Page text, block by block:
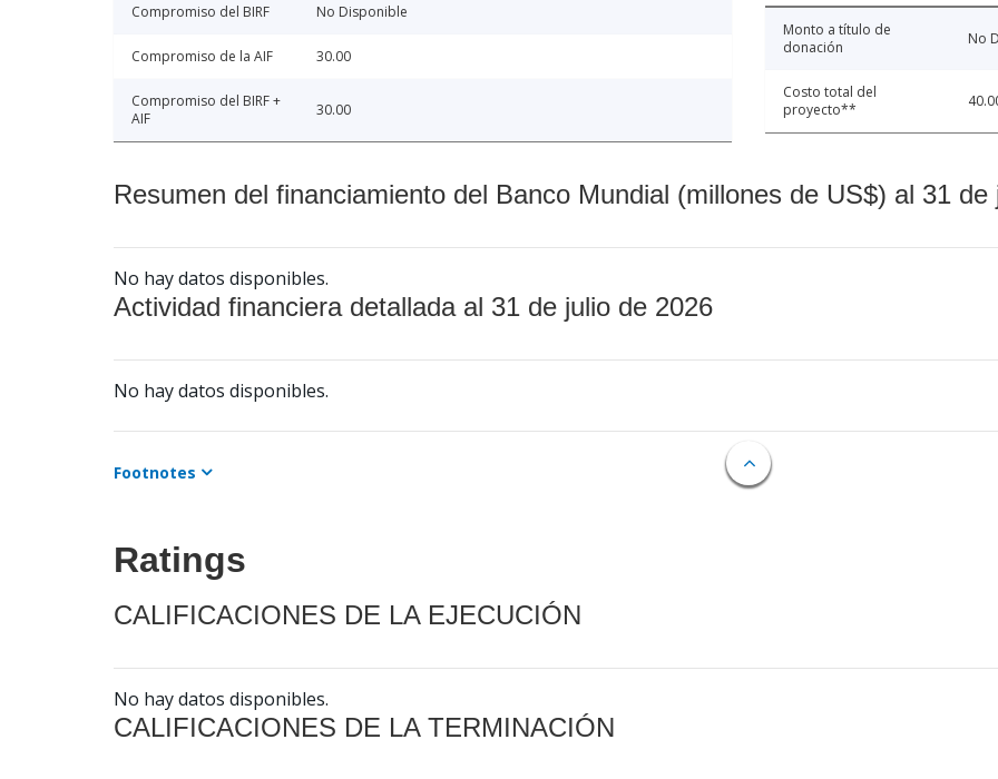
Compromiso del BIRF No Disponible
Compromiso de la AIF 30.00
Compromiso del BIRF +
AIF
30.00
Monto a título de
donación
No
Costo total del
proyecto**
Resumen del financiamiento del Banco Mundial (millones de US$) al 31 de
No hay datos disponibles.
Actividad financiera detallada al 31 de julio de 2026
No hay datos disponibles.
Footnotes
Ratings
CALIFICACIONES DE LA EJECUCIÓN
No hay datos disponibles.
CALIFICACIONES DE LA TERMINACIÓN